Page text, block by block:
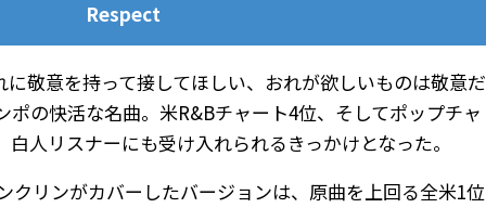
Respect
敬意を持って接してほしい、おれが欲しいものは敬意だ
ポの快活な名曲。米R&Bチャート4位、そしてポップチャ
人リスナーにも受け入れられるきっかけとなった。
クリンがカバーしたバージョンは、原曲を上回る全米1位